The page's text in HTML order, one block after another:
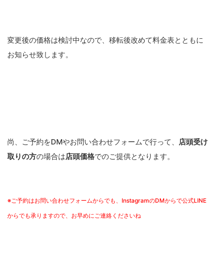
変更後の価格は検討中なので、移転後改めて料金表とともに
お知らせ致します。
尚、ご予約をDMやお問い合わせフォームで行って、 店頭受け
取りの方の場合は店頭価格でのご提供となります。
※ご予約はお問い合わせフォームからでも、InstagramのDMからで公式LINE
からでも承りますので、お早めにご連絡くださいね